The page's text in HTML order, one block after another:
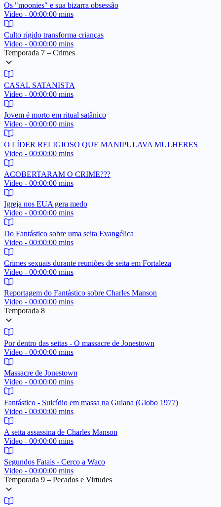
Os "moonies" e sua bizarra obsessão
Video - 00:00:00 mins
Culto rígido transforma crianças
Video - 00:00:00 mins
Temporada 7 – Crimes
CASAL SATANISTA
Video - 00:00:00 mins
Jovem é morto em ritual satânico
Video - 00:00:00 mins
O LÍDER RELIGIOSO QUE MANIPULAVA MULHERES
Video - 00:00:00 mins
ACOBERTARAM O CRIME???
Video - 00:00:00 mins
Igreja nos EUA gera medo
Video - 00:00:00 mins
Do Fantástico sobre uma seita Evangélica
Video - 00:00:00 mins
Crimes sexuais durante reuniões de seita em Fortaleza
Video - 00:00:00 mins
Reportagem do Fantástico sobre Charles Manson
Video - 00:00:00 mins
Temporada 8
Por dentro das seitas - O massacre de Jonestown
Video - 00:00:00 mins
Massacre de Jonestown
Video - 00:00:00 mins
Fantástico - Suicídio em massa na Guiana (Globo 1977)
Video - 00:00:00 mins
A seita assassina de Charles Manson
Video - 00:00:00 mins
Segundos Fatais - Cerco a Waco
Video - 00:00:00 mins
Temporada 9 – Pecados e Virtudes